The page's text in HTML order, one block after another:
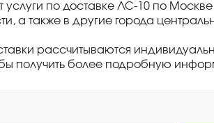
услуги по доставке ЛС-10 по
а также в другие города
рассчитываются
получить более подробную